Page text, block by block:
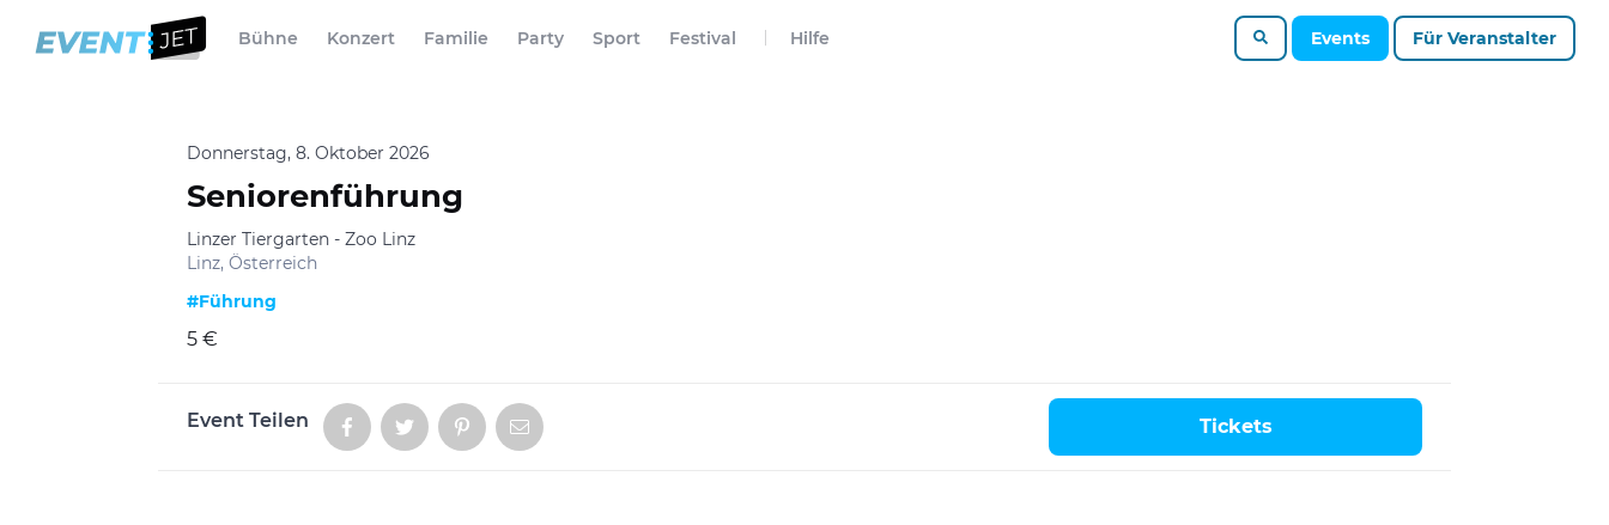
Bühne Konzert Familie Party Sport Festival Hilfe Events Für Veranstalter
Donnerstag, 8. Oktober 2026
Seniorenführung
Linzer Tiergarten - Zoo Linz
Linz, Österreich
#Führung
5 €
Event Teilen Tickets